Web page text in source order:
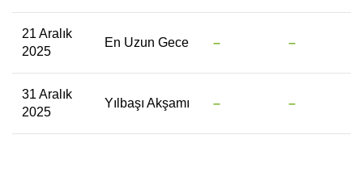
21 Aralık
2025
En Uzun Gece – –
31 Aralık
2025
Yılbaşı Akşamı – –